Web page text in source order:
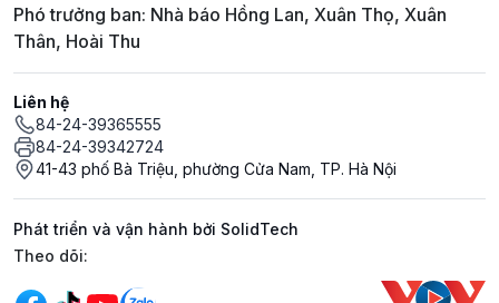
Phó trưởng ban: Nhà báo Hồng Lan, Xuân Thọ, Xuân
Thân, Hoài Thu
Liên hệ
84-24-39365555
84-24-39342724
41-43 phố Bà Triệu, phường Cửa Nam, TP. Hà Nội
Phát triển và vận hành bởi SolidTech
Mạng xã hội
Theo dõi: